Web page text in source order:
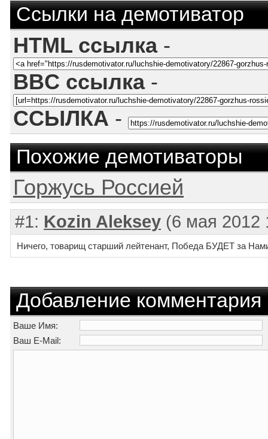
Ссылки на демотиватор
HTML ссылка-
BBC ссылка-
ССЫЛКА -
Похожие демотиваторы
Горжусь Россией
#1: Kozin Aleksey (6 мая 2012
Ничего, товарищ старший лейтенант, Победа БУДЕТ за
Добавление комментария
Ваше Имя:
Ваш E-Mail: